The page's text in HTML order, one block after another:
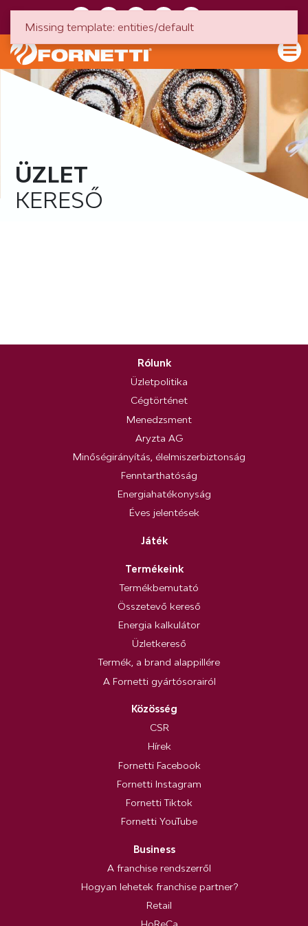
ÜZLET
KERESŐ
Rólunk
Üzletpolitika
Cégtörténet
Menedzsment
Aryzta AG
Minőségirányítás, élelmiszerbiztonság
Fenntarthatóság
Energiahatékonyság
Éves jelentések
Játék
Termékeink
Termékbemutató
Összetevő kereső
Energia kalkulátor
Üzletkereső
Termék, a brand alappillére
A Fornetti gyártósorairól
Közösség
CSR
Hírek
Fornetti Facebook
Fornetti Instagram
Fornetti Tiktok
Fornetti YouTube
Business
A franchise rendszerről
Hogyan lehetek franchise partner?
Retail
Missing template: entities/default